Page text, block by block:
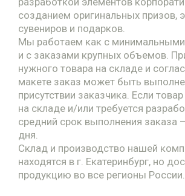
созданием оригинальных призов,
сувениров и подарков.
Мы работаем как с минимальными
и с заказами крупных объемов.
нужного товара на складе и
макете заказ может быть
присутствии заказчика. Если товар
на складе и/или требуется
средний срок выполнения заказа
дня.
Склад и производство нашей
находятся в г. Екатеринбург, но
продукцию во все регионы России.